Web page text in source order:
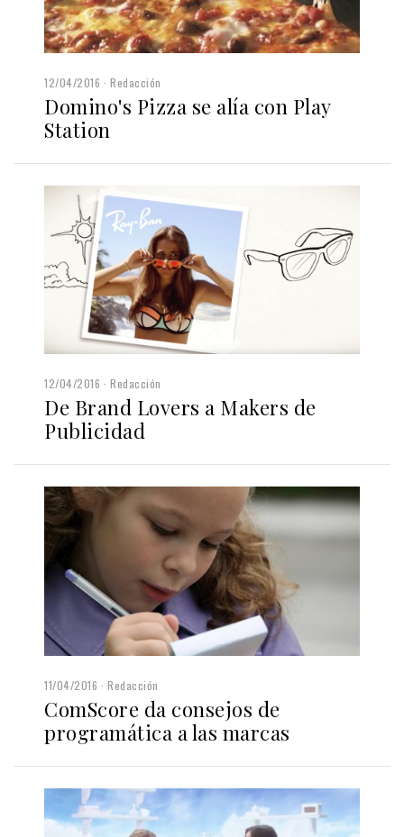
12/04/2016 Redacción
Domino's Pizza se alía con Play
Station
12/04/2016 Redacción
De Brand Lovers a Makers de
Publicidad
11/04/2016 Redacción
ComScore da consejos de
programática a las marcas